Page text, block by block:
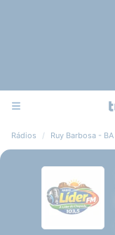
Rádios Ruy Barbosa - BA